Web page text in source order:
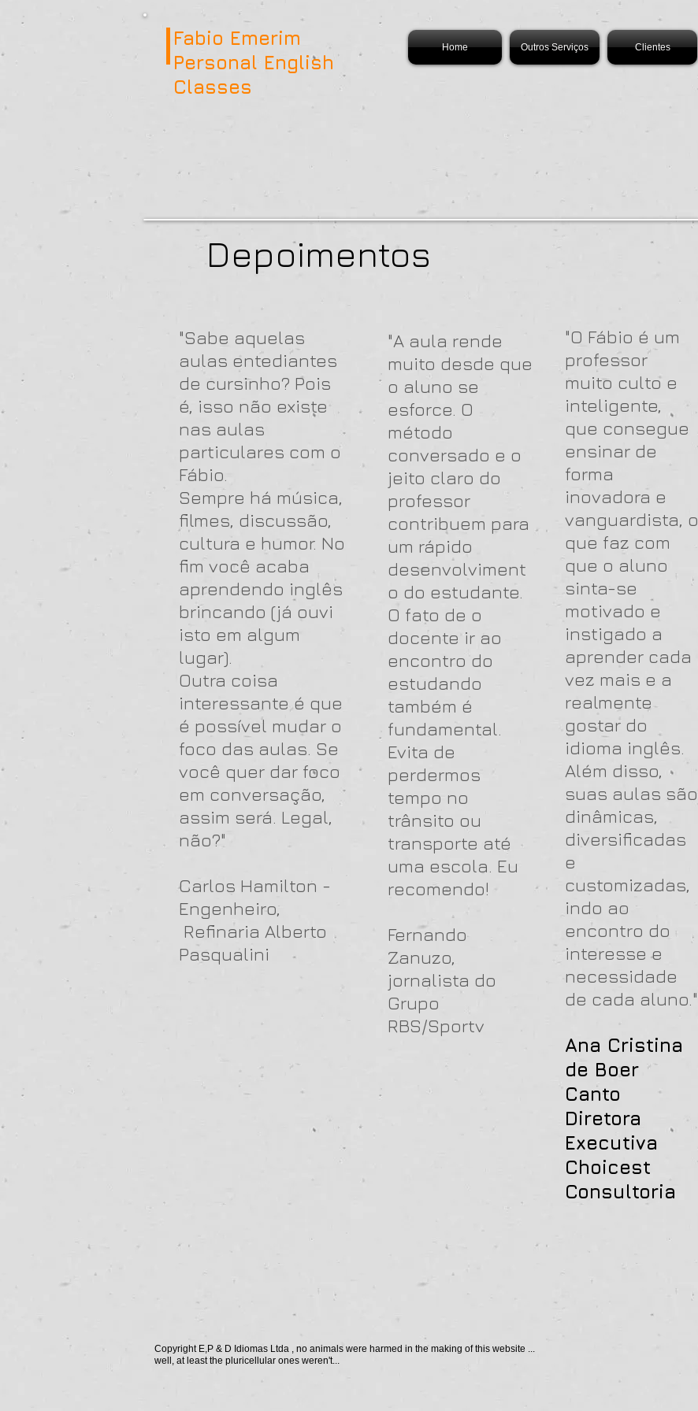
Fabio Emerim
Personal English
Classes
Home Outros Serviços Clientes
Depoimentos
"Sabe aquelas
aulas entediantes
de cursinho? Pois
é, isso não existe
nas aulas
particulares com o
Fábio.
Sempre há música,
filmes, discussão,
cultura e humor. No
fim você acaba
aprendendo inglês
brincando (já ouvi
isto em algum
lugar).
Outra coisa
interessante é que
é possível mudar o
foco das aulas. Se
você quer dar foco
em conversação,
assim será. Legal,
não?"
Carlos Hamilton -
Engenheiro,
Refinaria Alberto
Pasqualini
"A aula rende
muito desde que
o aluno se
esforce. O
método
conversado e o
jeito claro do
professor
contribuem para
um rápido
desenvolviment
o do estudante.
O fato de o
docente ir ao
encontro do
estudando
também é
fundamental.
Evita de
perdermos
tempo no
trânsito ou
transporte até
uma escola. Eu
recomendo!
Fernando
Zanuzo,
jornalista do
Grupo
RBS/Sportv
"​O Fábio é um
professor
muito culto e
inteligente,
que consegue
ensinar de
forma
inovadora e
vanguardista, o
que faz com
que o aluno
sinta-se
motivado e
instigado a
aprender cada
vez mais e a
realmente
gostar do
idioma inglês.
Além disso,
suas aulas são
dinâmicas,
diversificadas
e
customizadas,
indo ao
encontro do
interesse e
necessidade
de cada aluno."
Ana Cristina
de Boer
Canto
Diretora
Executiva
Choicest
Consultoria
Copyright E,P & D Idiomas Ltda , no animals were harmed in the making of this website ...
well, at least the pluricellular ones weren't...